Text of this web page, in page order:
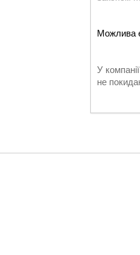
У
не